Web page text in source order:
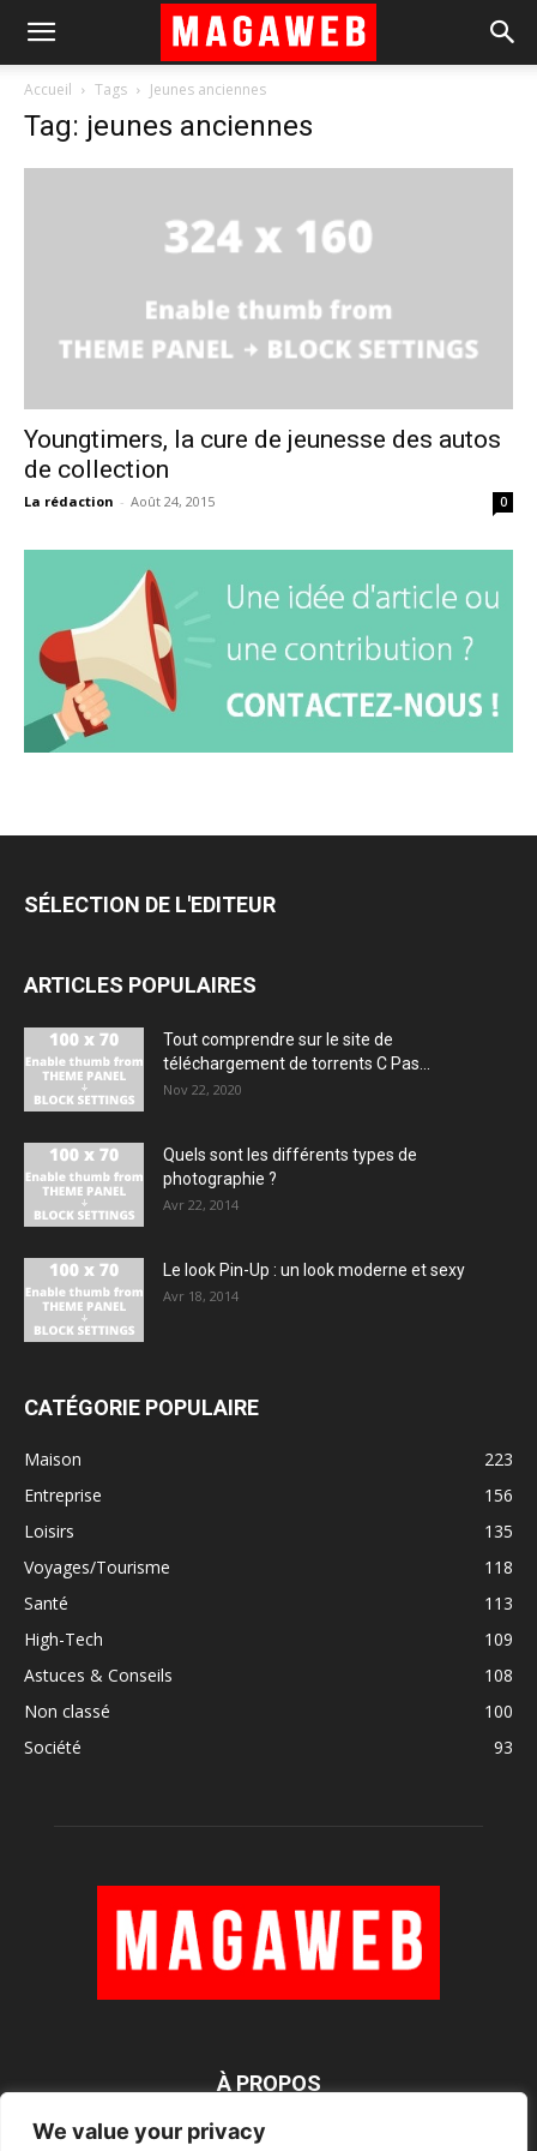
We value your privacy
Accueil Tags Jeunes anciennes
Tag: jeunes anciennes
Youngtimers, la cure de jeunesse des autos
de collection
La rédaction - Août 24, 2015 0
SÉLECTION DE L'EDITEUR
ARTICLES POPULAIRES
Tout comprendre sur le site de
téléchargement de torrents C Pas...
Nov 22, 2020
Quels sont les différents types de
photographie ?
Avr 22, 2014
Le look Pin-Up : un look moderne et sexy
Avr 18, 2014
CATÉGORIE POPULAIRE
Maison
223
Entreprise
156
Loisirs
135
Voyages/Tourisme
118
Santé
113
High-Tech
109
Astuces & Conseils
108
Non classé
100
Société
93
À PROPOS